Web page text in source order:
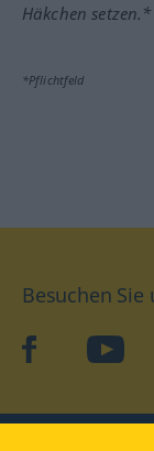
Häkchen setzen.*
*Pflichtfeld
Besuchen Sie
facebook